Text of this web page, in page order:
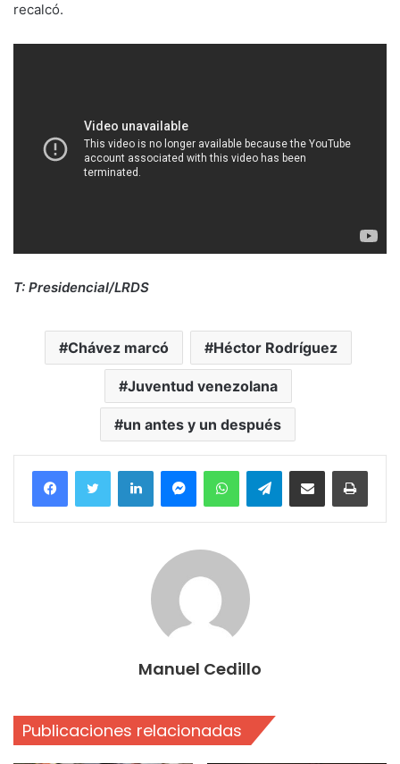
recalcó.
T: Presidencial/LRDS
Chávez marcó Héctor Rodríguez
Juventud venezolana
un antes y un después
FacebookTwitter LinkedInMessengerWhatsAppTelegramCompartir por correo electrónico
Manuel Cedillo
Publicaciones relacionadas